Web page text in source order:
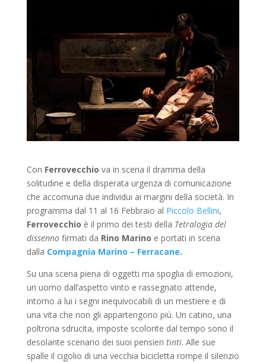
Con Ferrovecchio va in scena il dramma della
solitudine e della disperata urgenza di comunicazione
che accomuna due individui ai margini della società. In
programma dal 11 al 16 Febbraio al Piccolo Bellini,
Ferrovecchio è il primo dei testi della Tetralogia del
dissenno firmati da Rino Marino e portati in scena
dalla Compagnia Marino – Ferracane.
Su una scena piena di oggetti ma spoglia di emozioni,
un uomo dall’aspetto vinto e rassegnato attende,
intorno a lui i segni inequivocabili di un mestiere e di
una vita che non gli appartengono più. Un catino, una
poltrona sdrucita, imposte scolorite dal tempo sono il
desolante scenario dei suoi pensieri tinti. Alle sue
spalle il cigolio di una vecchia bicicletta rompe il silenzio